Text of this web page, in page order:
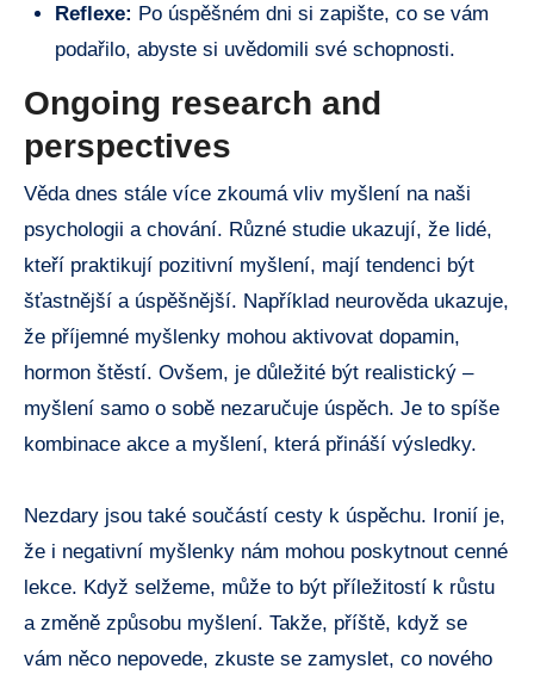
Reflexe: Po úspěšném dni si zapište, co se vám
podařilo, abyste si uvědomili své schopnosti.
Ongoing research and
perspectives
Věda dnes stále více zkoumá vliv myšlení na naši
psychologii a chování. Různé studie ukazují, že lidé,
kteří praktikují pozitivní myšlení, mají tendenci být
šťastnější a úspěšnější. Například neurověda ukazuje,
že příjemné myšlenky mohou aktivovat dopamin,
hormon štěstí. Ovšem, je důležité být realistický –
myšlení samo o sobě nezaručuje úspěch. Je to spíše
kombinace akce a myšlení, která přináší výsledky.
Nezdary jsou také součástí cesty k úspěchu. Ironií je,
že i negativní myšlenky nám mohou poskytnout cenné
lekce. Když selžeme, může to být příležitostí k růstu
a změně způsobu myšlení. Takže, příště, když se
vám něco nepovede, zkuste se zamyslet, co nového